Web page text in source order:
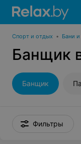
Спорт и отдых • Бани
Банщик
Банщик
Фильтры